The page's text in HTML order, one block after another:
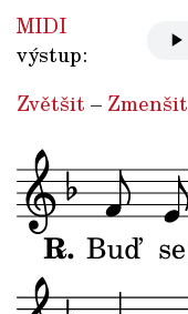
MIDI
výstup:
Zvětšit – Zmenšit